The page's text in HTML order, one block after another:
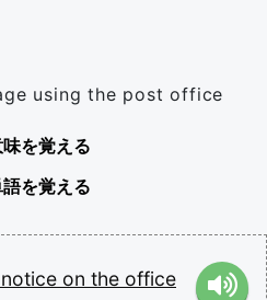
using the post office
味を覚える
語を覚える
notice on the office